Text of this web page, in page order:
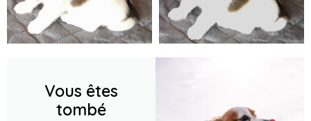
Vous êtes
tombé